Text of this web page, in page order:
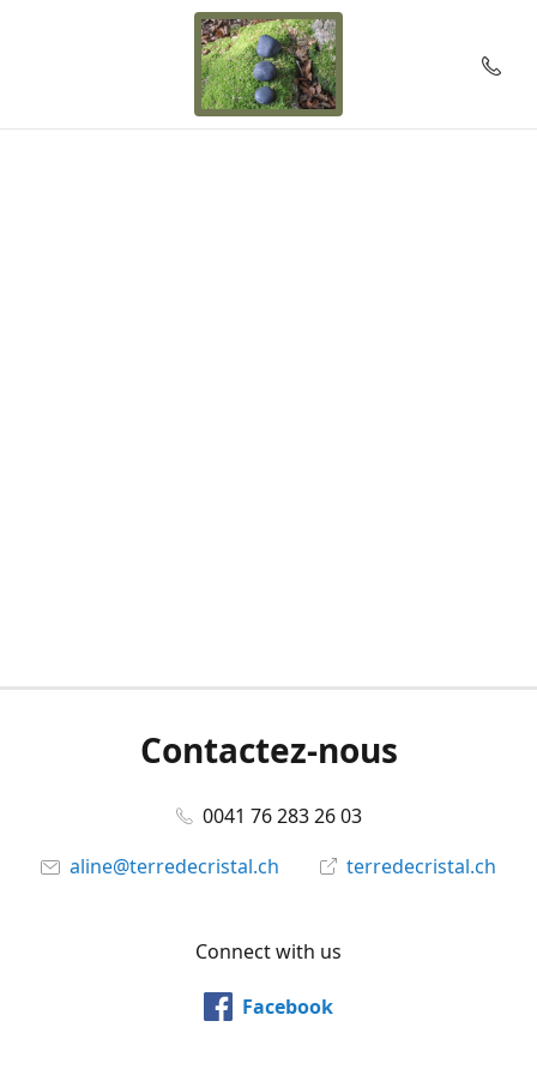
Contactez-nous
0041 76 283 26 03
aline@terredecristal.ch
terredecristal.ch
Connect with us
Facebook